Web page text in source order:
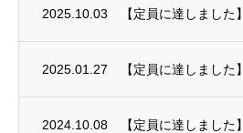
2025.10.03
2025.01.27
2024.10.08